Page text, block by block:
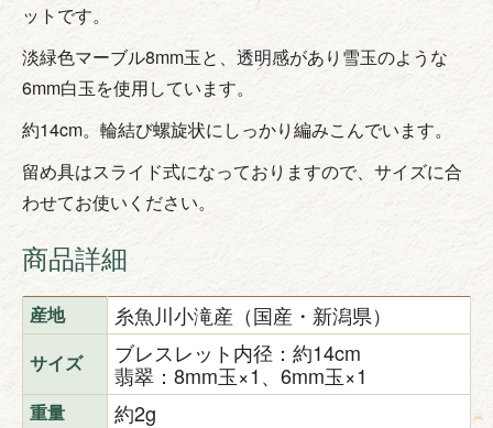
ットです。
淡緑色マーブル8mm玉と、透明感があり雪玉のような
6mm白玉を使用しています。
約14cm。輪結び螺旋状にしっかり編みこんでいます。
留め具はスライド式になっておりますので、サイズに合
わせてお使いください。
商品詳細
産地 糸魚川小滝産（国産・新潟県）
サイズ
ブレスレット内径：約14cm
翡翠：8mm玉×1、6mm玉×1
重量 約2g